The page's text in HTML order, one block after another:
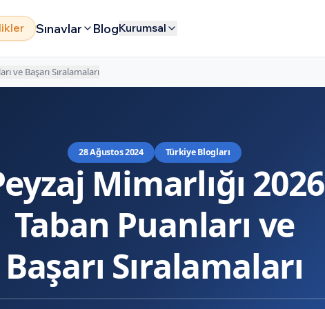
Sınavlar BlogKurumsal
ve Başarı Sıralamaları
28 Ağustos 2024 Türkiye Blogları
Mimarlığı 2026
Taban Puanları ve
Başarı Sıralamaları